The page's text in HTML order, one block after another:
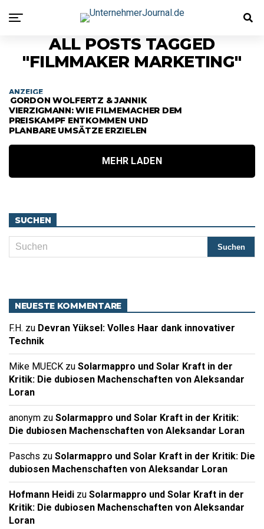
ALL POSTS TAGGED
"FILMMAKER MARKETING"
ANZEIGE
GORDON WOLFERTZ & JANNIK
VIERZIGMANN: WIE FILMEMACHER DEM
PREISKAMPF ENTKOMMEN UND
PLANBARE UMSÄTZE ERZIELEN
MEHR LADEN
SUCHEN
NEUESTE KOMMENTARE
F.H. zu Devran Yüksel: Volles Haar dank innovativer
Technik
Mike MUECK zu Solarmappro und Solar Kraft in der
Kritik: Die dubiosen Machenschaften von Aleksandar
Loran
anonym zu Solarmappro und Solar Kraft in der Kritik:
Die dubiosen Machenschaften von Aleksandar Loran
Paschs zu Solarmappro und Solar Kraft in der Kritik: Die
dubiosen Machenschaften von Aleksandar Loran
Hofmann Heidi zu Solarmappro und Solar Kraft in der
Kritik: Die dubiosen Machenschaften von Aleksandar
Loran